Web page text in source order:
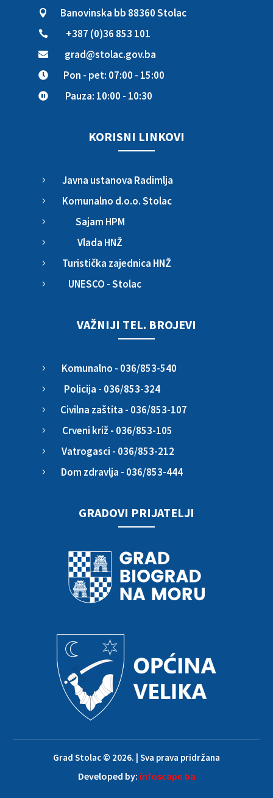
 Banovinska bb 88360 Stolac
 +387 (0)36 853 101
 grad@stolac.gov.ba
 Pon - pet: 07:00 - 15:00
 Pauza: 10:00 - 10:30
KORISNI LINKOVI
5 Javna ustanova Radimlja
5 Komunalno d.o.o. Stolac
5 Sajam HPM
5 Vlada HNŽ
5 Turistička zajednica HNŽ
5 UNESCO - Stolac
VAŽNIJI TEL. BROJEVI
5 Komunalno - 036/853-540
5 Policija - 036/853-324
5 Civilna zaštita - 036/853-107
5 Crveni križ - 036/853-105
5 Vatrogasci - 036/853-212
5 Dom zdravlja - 036/853-444
GRADOVI PRIJATELJI
Grad Stolac © 2026. | Sva prava pridržana
Developed by: infoscape.ba